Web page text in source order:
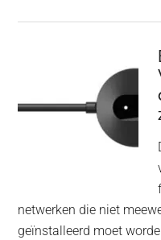
netwerken die niet
geïnstalleerd moet